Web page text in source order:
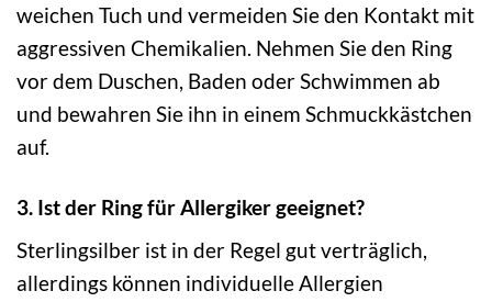
weichen Tuch und vermeiden Sie den Kontakt mit
aggressiven Chemikalien. Nehmen Sie den Ring
vor dem Duschen, Baden oder Schwimmen ab
und bewahren Sie ihn in einem Schmuckkästchen
auf.
3. Ist der Ring für Allergiker geeignet?
Sterlingsilber ist in der Regel gut verträglich,
allerdings können individuelle Allergien